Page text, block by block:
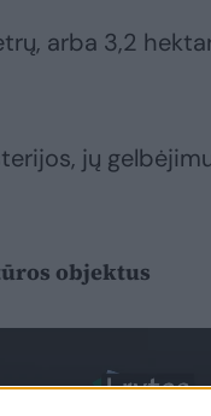
arba 3,2
jų
objektus